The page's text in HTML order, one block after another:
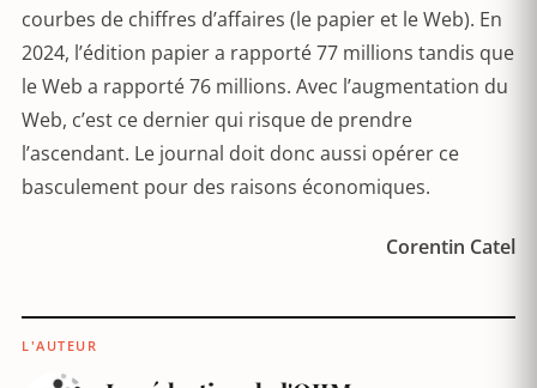
courbes de chiffres d’affaires (le papier et le Web). En
2024, l’édition papier a rapporté 77 millions tandis que
le Web a rapporté 76 millions. Avec l’augmentation du
Web, c’est ce dernier qui risque de prendre
l’ascendant. Le journal doit donc aussi opérer ce
basculement pour des raisons économiques.
Corentin Catel
L'AUTEUR